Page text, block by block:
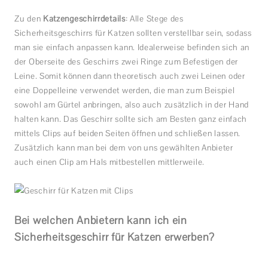
Zu den Katzengeschirrdetails: Alle Stege des
Sicherheitsgeschirrs für Katzen sollten verstellbar sein, sodass
man sie einfach anpassen kann. Idealerweise befinden sich an
der Oberseite des Geschirrs zwei Ringe zum Befestigen der
Leine. Somit können dann theoretisch auch zwei Leinen oder
eine Doppelleine verwendet werden, die man zum Beispiel
sowohl am Gürtel anbringen, also auch zusätzlich in der Hand
halten kann. Das Geschirr sollte sich am Besten ganz einfach
mittels Clips auf beiden Seiten öffnen und schließen lassen.
Zusätzlich kann man bei dem von uns gewählten Anbieter
auch einen Clip am Hals mitbestellen mittlerweile.
Bei welchen Anbietern kann ich ein
Sicherheitsgeschirr für Katzen erwerben?